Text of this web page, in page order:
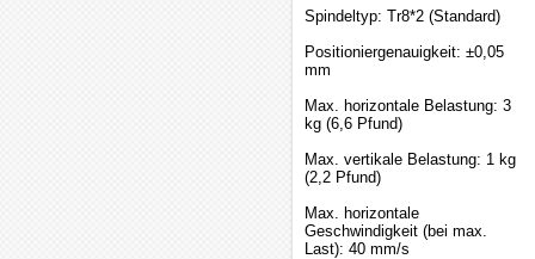
Spindeltyp: Tr8*2 (Standard)
Positioniergenauigkeit: ±0,05
mm
Max. horizontale Belastung: 3
kg (6,6 Pfund)
Max. vertikale Belastung: 1 kg
(2,2 Pfund)
Max. horizontale
Geschwindigkeit (bei max.
Last): 40 mm/s